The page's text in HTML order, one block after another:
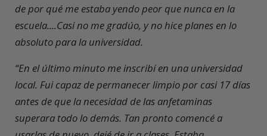
de por qué me estaba yendo peor que nunca en la
escuela....Casi no me gradúo, y no hice planes en lo
absoluto para la universidad.
“En el último minuto me inscribí en una universidad
local. Fui capaz de permanecer limpio por casi 17 días
antes de que la necesidad de las anfetaminas
superara todo lo demás. Tan pronto comencé a